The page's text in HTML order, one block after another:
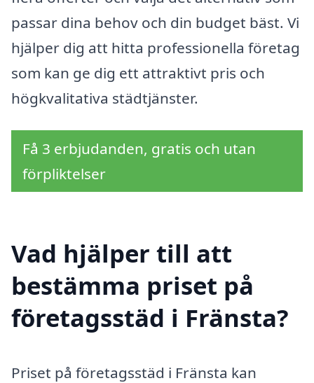
passar dina behov och din budget bäst. Vi
hjälper dig att hitta professionella företag
som kan ge dig ett attraktivt pris och
högkvalitativa städtjänster.
Få 3 erbjudanden, gratis och utan
förpliktelser
Vad hjälper till att
bestämma priset på
företagsstäd i Fränsta?
Priset på företagsstäd i Fränsta kan